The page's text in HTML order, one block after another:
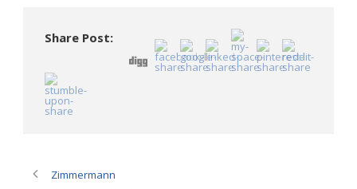
Share Post:
Zimmermann